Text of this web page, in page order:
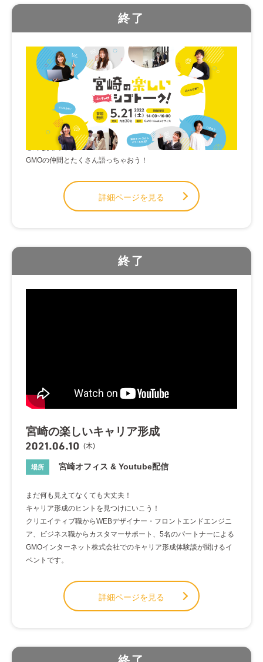
終了
宮崎の楽しいシゴトーク!
(土)
宮崎オフィス
仕事の「やりがい」や自分の「将来」を考えるきっかけに！
どんな質問でもOK！
GMOの仲間とたくさん語っちゃおう！
詳細ページを見る
終了
宮崎の楽しいキャリア形成
(木)
場所 宮崎オフィス & Youtube配信
まだ何も見えてなくても大丈夫！
キャリア形成のヒントを見つけにいこう！
クリエイティブ職からWEBデザイナー・フロントエンドエンジニ
ア、ビジネス職からカスタマーサポート、5名のパートナーによる
GMOインターネット株式会社でのキャリア形成体験談が聞けるイ
ベントです。
詳細ページを見る